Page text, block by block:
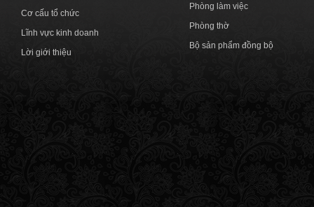
Cơ cấu tổ chức
Lĩnh vực kinh doanh
Lời giới thiệu
Phòng làm việc
Phòng thờ
Bộ sản phẩm đồng bộ